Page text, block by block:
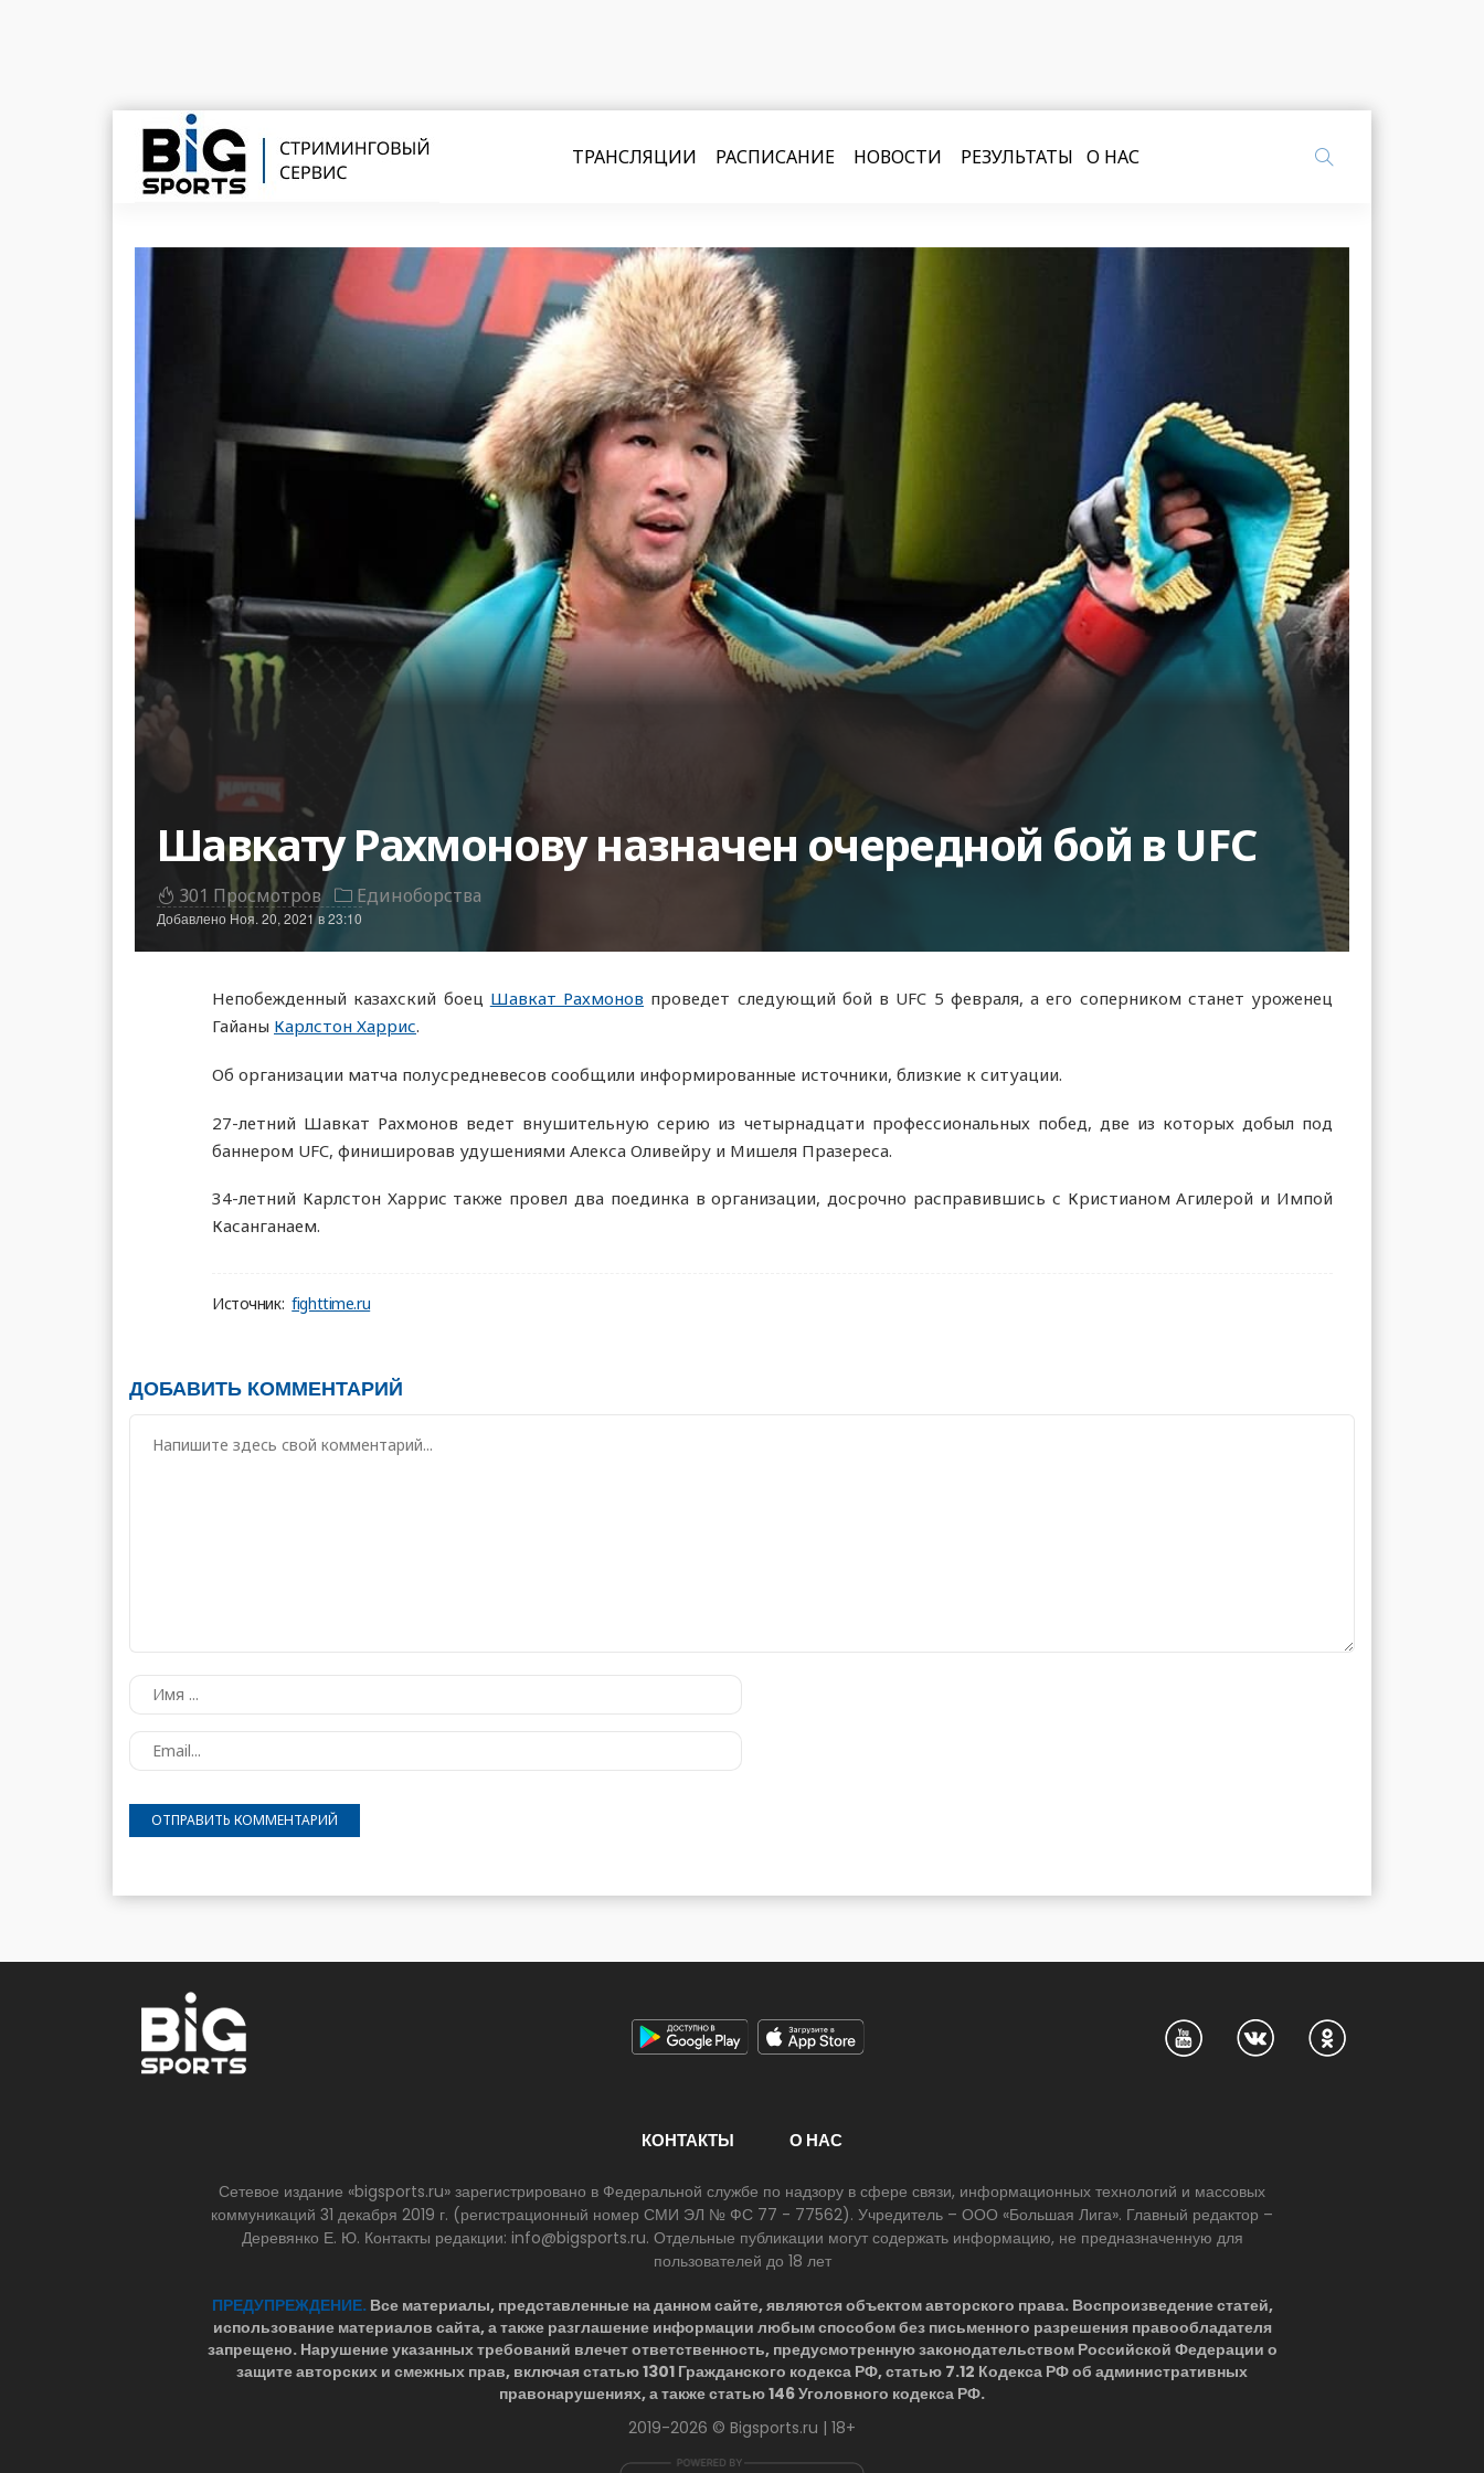
ТРАНСЛЯЦИИ РАСПИСАНИЕ НОВОСТИ РЕЗУЛЬТАТЫ О НАС
Шавкату Рахмонову назначен очередной бой в UFC
301 Просмотров Единоборства
Добавлено Ноя. 20, 2021 в 23:10
Непобежденный казахский боец Шавкат Рахмонов проведет следующий бой в UFC 5 февраля, а его соперником станет уроженец
Гайаны Карлстон Харрис.
Об организации матча полусредневесов сообщили информированные источники, близкие к ситуации.
27-летний Шавкат Рахмонов ведет внушительную серию из четырнадцати профессиональных побед, две из которых добыл под
баннером UFC, финишировав удушениями Алекса Оливейру и Мишеля Празереса.
34-летний Карлстон Харрис также провел два поединка в организации, досрочно расправившись с Кристианом Агилерой и Импой
Касанганаем.
Источник: fighttime.ru
ДОБАВИТЬ КОММЕНТАРИЙ
КОНТАКТЫ О НАС
Сетевое издание «bigsports.ru» зарегистрировано в Федеральной службе по надзору в сфере связи, информационных технологий и массовых
коммуникаций 31 декабря 2019 г. (регистрационный номер СМИ ЭЛ № ФС 77 - 77562). Учредитель – ООО «Большая Лига». Главный редактор –
Деревянко Е. Ю. Контакты редакции: info@bigsports.ru. Отдельные публикации могут содержать информацию, не предназначенную для
пользователей до 18 лет
ПРЕДУПРЕЖДЕНИЕ.Все материалы, представленные на данном сайте, являются объектом авторского права. Воспроизведение статей,
использование материалов сайта, а также разглашение информации любым способом без письменного разрешения правообладателя
запрещено. Нарушение указанных требований влечет ответственность, предусмотренную законодательством Российской Федерации о
защите авторских и смежных прав, включая статью 1301 Гражданского кодекса РФ, статью 7.12 Кодекса РФ об административных
правонарушениях, а также статью 146 Уголовного кодекса РФ.
2019-2026 © Bigsports.ru | 18+